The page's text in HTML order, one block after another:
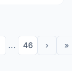
... 46 › »